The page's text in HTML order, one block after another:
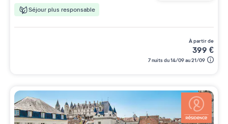
Séjour plus responsable
à partir de
399 €
7 nuits du 14/09 au 21/09